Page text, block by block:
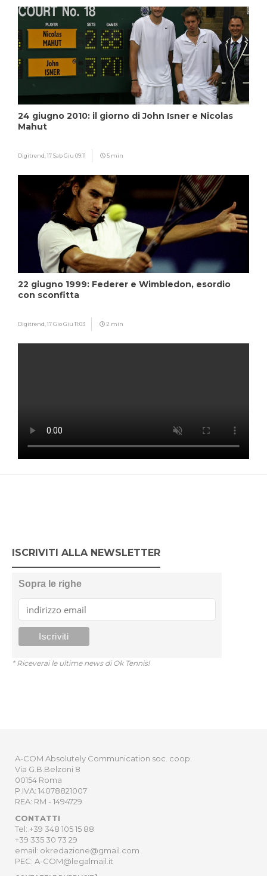
24 giugno 2010: il giorno di John Isner e Nicolas
Mahut
Digitrend,17 Sab Giu 09:11 5 min
22 giugno 1999: Federer e Wimbledon, esordio
con sconfitta
Digitrend,17 Gio Giu 11:03 2 min
ISCRIVITI ALLA NEWSLETTER
Sopra le righe
* Riceverai le ultime news di Ok Tennis!
A-COM Absolutely Communication soc. coop.
Via G.B.Belzoni 8
00154 Roma
P.IVA: 14078821007
REA: RM - 1494729
CONTATTI
Tel: +39 348 105 15 88
+39 335 30 73 29
email: okredazione@gmail.com
PEC: A-COM@legalmail.it